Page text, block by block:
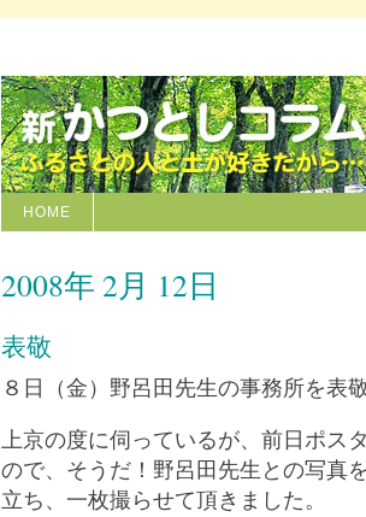
HOME
2008年 2月 12日
表敬
８日（金）野呂田先生の事務所を表
上京の度に伺っているが、前日ポス
ので、そうだ！野呂田先生との写真
立ち、一枚撮らせて頂きました。